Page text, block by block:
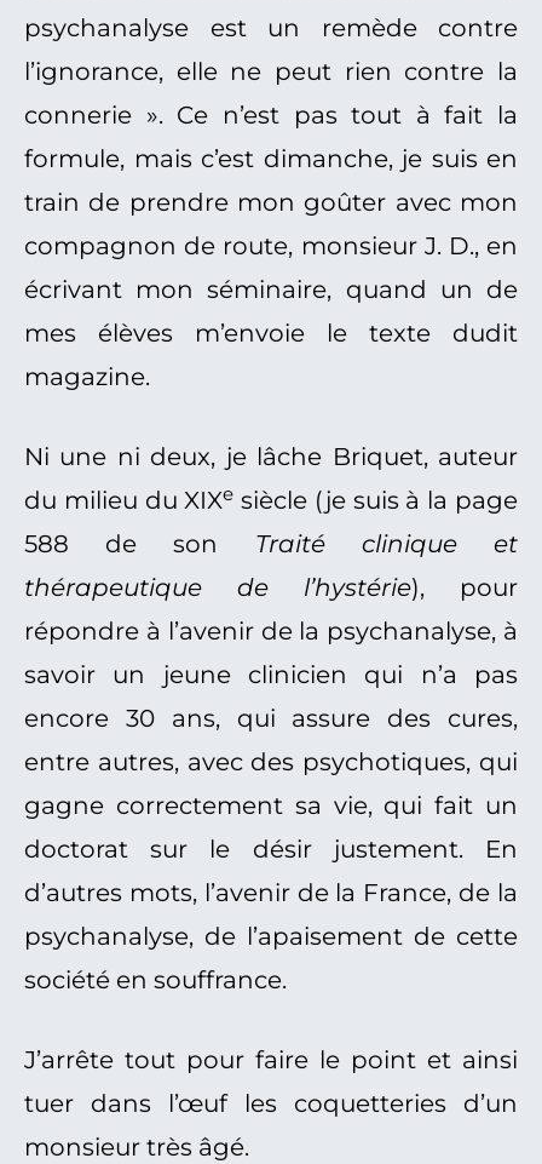
psychanalyse est un remède contre
l’ignorance, elle ne peut rien contre la
connerie ». Ce n’est pas tout à fait la
formule, mais c’est dimanche, je suis en
train de prendre mon goûter avec mon
compagnon de route, monsieur J. D., en
écrivant mon séminaire, quand un de
mes élèves m’envoie le texte dudit
magazine.
Ni une ni deux, je lâche Briquet, auteur
du milieu du XIXe siècle (je suis à la page
588 de son Traité clinique et
thérapeutique de l’hystérie), pour
répondre à l’avenir de la psychanalyse, à
savoir un jeune clinicien qui n’a pas
encore 30 ans, qui assure des cures,
entre autres, avec des psychotiques, qui
gagne correctement sa vie, qui fait un
doctorat sur le désir justement. En
d’autres mots, l’avenir de la France, de la
psychanalyse, de l’apaisement de cette
société en souffrance.
J’arrête tout pour faire le point et ainsi
tuer dans l’œuf les coquetteries d’un
monsieur très âgé.